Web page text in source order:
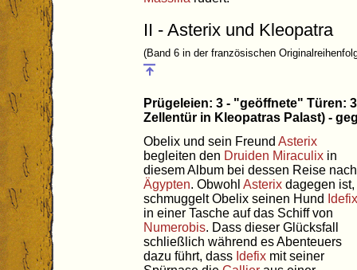
II - Asterix und Kleopatra
(Band 6 in der französischen
Prügeleien: 3 - "geöffnete" Türen:
Zellentür in Kleopatras Palast) -
Obelix und sein Freund Asterix
begleiten den Druiden Miraculix in
diesem Album bei dessen Reise nach
Ägypten. Obwohl Asterix dagegen ist,
schmuggelt Obelix seinen Hund Idefix
in einer Tasche auf das Schiff von
Numerobis. Dass dieser Glücksfall
schließlich während es Abenteuers
dazu führt, dass Idefix mit seiner